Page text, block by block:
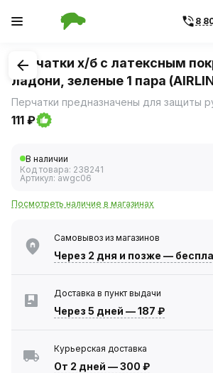
8
1/1
Перчатки х/б с латексным
ладони,
111 ₽
В наличии
Код товара: 238241
Артикул: awgc06
Посмотреть наличие в магазинах
Самовывоз из магазинов
Через 2 дня и позже —
Доставка в пункт выдачи
Через 5 дней —187 ₽
Курьерская доставка
От 2 дней —300 ₽